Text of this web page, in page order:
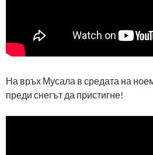
На връх Мусала в средата на
преди снегът да пристигне!